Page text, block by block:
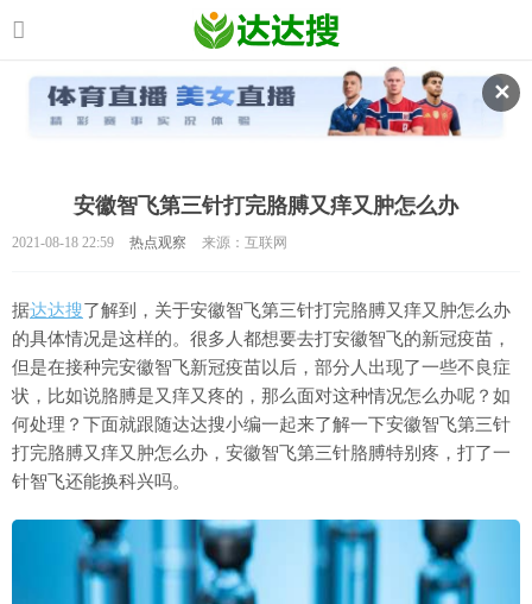
✕
安徽智飞第三针打完胳膊又痒又肿怎么办
2021-08-18 22:59 热点观察 来源：互联网
据达达搜了解到，关于安徽智飞第三针打完胳膊又痒又肿怎么办
的具体情况是这样的。很多人都想要去打安徽智飞的新冠疫苗，
但是在接种完安徽智飞新冠疫苗以后，部分人出现了一些不良症
状，比如说胳膊是又痒又疼的，那么面对这种情况怎么办呢？如
何处理？下面就跟随达达搜小编一起来了解一下安徽智飞第三针
打完胳膊又痒又肿怎么办，安徽智飞第三针胳膊特别疼，打了一
针智飞还能换科兴吗。